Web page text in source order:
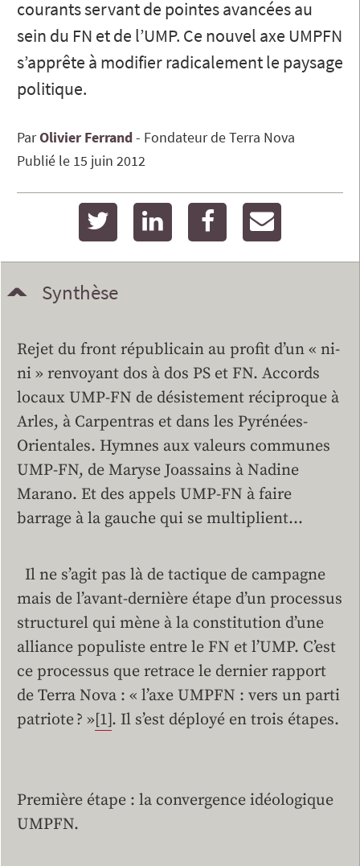
courants servant de pointes avancées au
sein du FN et de l’UMP. Ce nouvel axe UMPFN
s’apprête à modifier radicalement le paysage
politique.
ParOlivier Ferrand
Fondateur de Terra Nova
Publié le 15 juin 2012
twitter linkedin facebook
Synthèse
Rejet du front républicain au profit d’un « ni-
ni » renvoyant dos à dos PS et FN. Accords
locaux UMP-FN de désistement réciproque à
Arles, à Carpentras et dans les Pyrénées-
Orientales. Hymnes aux valeurs communes
UMP-FN, de Maryse Joassains à Nadine
Marano. Et des appels UMP-FN à faire
barrage à la gauche qui se multiplient…
Il ne s’agit pas là de tactique de campagne
mais de l’avant-dernière étape d’un processus
structurel qui mène à la constitution d’une
alliance populiste entre le FN et l’UMP. C’est
ce processus que retrace le dernier rapport
de Terra Nova : « l’axe UMPFN : vers un parti
patriote ? »[1]. Il s’est déployé en trois étapes.
Première étape : la convergence idéologique
UMPFN.